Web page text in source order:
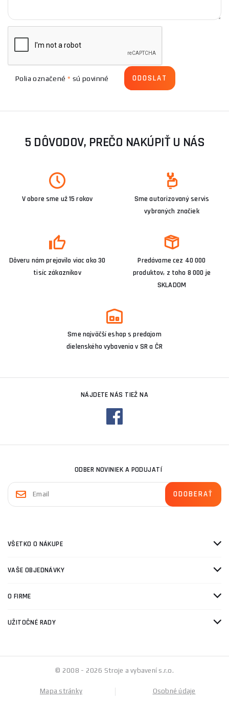
Polia označené * sú povinné
5 DÔVODOV, PREČO NAKÚPIŤ U NÁS
V obore sme už 15 rokov
Sme autorizovaný servis
vybraných značiek
Dôveru nám prejavilo viac ako 30
tisíc zákazníkov
Predávame cez 40 000
produktov, z toho 8 000 je
SKLADOM
Sme najväčší eshop s predajom
dielenského vybavenia v SR a ČR
NÁJDETE NÁS TIEŽ NA
ODBER NOVINIEK A PODUJATÍ
VŠETKO O NÁKUPE
VAŠE OBJEDNÁVKY
O FIRME
UŽITOČNÉ RADY
© 2008 - 2026 Stroje a vybavení s.r.o.
Mapa stránky Osobné údaje